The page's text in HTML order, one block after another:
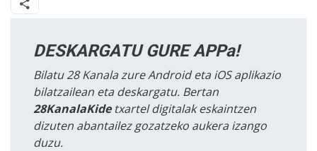
DESKARGATU GURE APPa!
Bilatu 28 Kanala zure Android eta iOS aplikazio
bilatzailean eta deskargatu. Bertan
28KanalaKidetxartel digitalak eskaintzen
dizuten abantailez gozatzeko aukera izango
duzu.